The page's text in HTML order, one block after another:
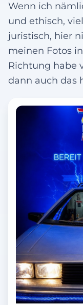
Wenn ich
und ethisch,
juristisch, hier
meinen Fotos
Richtung habe
dann auch das